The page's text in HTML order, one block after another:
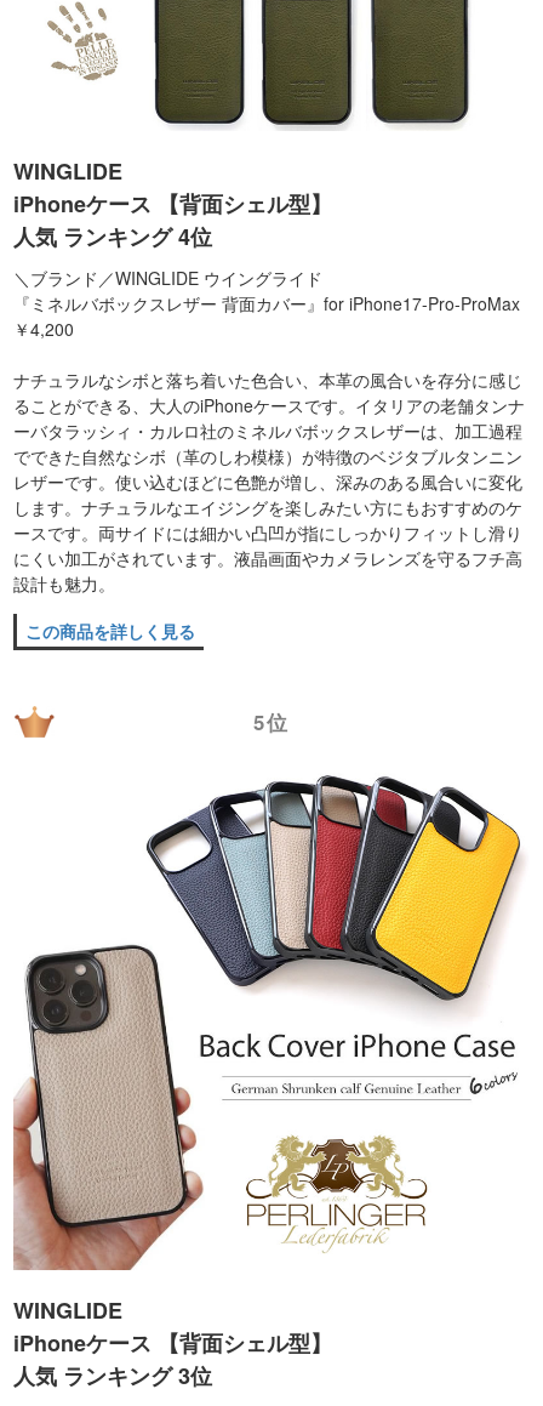
WINGLIDE
iPhoneケース 【背面シェル型】
人気 ランキング 4位
＼ブランド／WINGLIDE ウイングライド
『ミネルバボックスレザー 背面カバー』for iPhone17-Pro-ProMax
￥4,200
ナチュラルなシボと落ち着いた色合い、本革の風合いを存分に感じ
ることができる、大人のiPhoneケースです。イタリアの老舗タンナ
ーバタラッシィ・カルロ社のミネルバボックスレザーは、加工過程
でできた自然なシボ（革のしわ模様）が特徴のベジタブルタンニン
レザーです。使い込むほどに色艶が増し、深みのある風合いに変化
します。ナチュラルなエイジングを楽しみたい方にもおすすめのケ
ースです。両サイドには細かい凸凹が指にしっかりフィットし滑り
にくい加工がされています。液晶画面やカメラレンズを守るフチ高
設計も魅力。
この商品を詳しく見る
5位
WINGLIDE
iPhoneケース 【背面シェル型】
人気 ランキング 3位